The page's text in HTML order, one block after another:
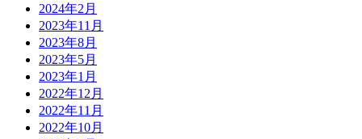
2024年2月
2023年11月
2023年8月
2023年5月
2023年1月
2022年12月
2022年11月
2022年10月